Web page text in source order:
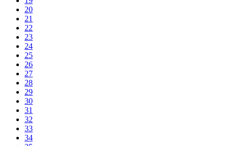
20
21
22
23
24
25
26
27
28
29
30
31
32
33
34